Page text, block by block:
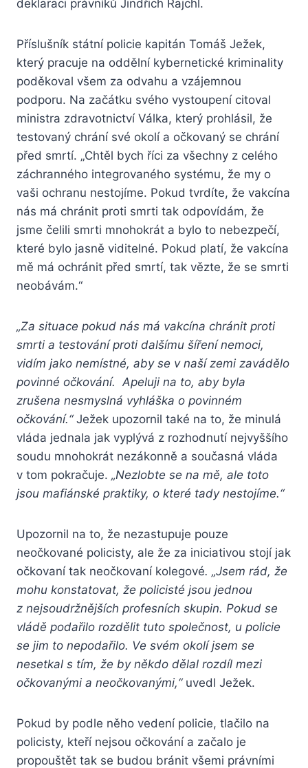
deklaraci právníků Jindřich Rajchl.
Příslušník státní policie kapitán Tomáš Ježek,
který pracuje na oddělní kybernetické kriminality
poděkoval všem za odvahu a vzájemnou
podporu. Na začátku svého vystoupení citoval
ministra zdravotnictví Válka, který prohlásil, že
testovaný chrání své okolí a očkovaný se chrání
před smrtí. „Chtěl bych říci za všechny z celého
záchranného integrovaného systému, že my o
vaši ochranu nestojíme. Pokud tvrdíte, že vakcína
nás má chránit proti smrti tak odpovídám, že
jsme čelili smrti mnohokrát a bylo to nebezpečí,
které bylo jasně viditelné. Pokud platí, že vakcína
mě má ochránit před smrtí, tak vězte, že se smrti
neobávám.“
„Za situace pokud nás má vakcína chránit proti
smrti a testování proti dalšímu šíření nemoci,
vidím jako nemístné, aby se v naší zemi zavádělo
povinné očkování. Apeluji na to, aby byla
zrušena nesmyslná vyhláška o povinném
očkování.“Ježek upozornil také na to, že minulá
vláda jednala jak vyplývá z rozhodnutí nejvyššího
soudu mnohokrát nezákonně a současná vláda
v tom pokračuje. „Nezlobte se na mě, ale toto
jsou mafiánské praktiky, o které tady nestojíme.“
Upozornil na to, že nezastupuje pouze
neočkované policisty, ale že za iniciativou stojí jak
očkovaní tak neočkovaní kolegové. „Jsem rád, že
mohu konstatovat, že policisté jsou jednou
z nejsoudržnějších profesních skupin. Pokud se
vládě podařilo rozdělit tuto společnost, u policie
se jim to nepodařilo. Ve svém okolí jsem se
nesetkal s tím, že by někdo dělal rozdíl mezi
očkovanými a neočkovanými,“ uvedl Ježek.
Pokud by podle něho vedení policie, tlačilo na
policisty, kteří nejsou očkování a začalo je
propouštět tak se budou bránit všemi právními